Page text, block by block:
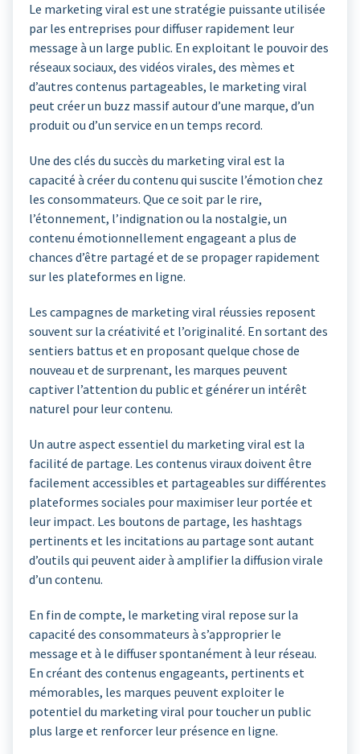
Le marketing viral est une stratégie puissante utilisée
par les entreprises pour diffuser rapidement leur
message à un large public. En exploitant le pouvoir des
réseaux sociaux, des vidéos virales, des mèmes et
d’autres contenus partageables, le marketing viral
peut créer un buzz massif autour d’une marque, d’un
produit ou d’un service en un temps record.
Une des clés du succès du marketing viral est la
capacité à créer du contenu qui suscite l’émotion chez
les consommateurs. Que ce soit par le rire,
l’étonnement, l’indignation ou la nostalgie, un
contenu émotionnellement engageant a plus de
chances d’être partagé et de se propager rapidement
sur les plateformes en ligne.
Les campagnes de marketing viral réussies reposent
souvent sur la créativité et l’originalité. En sortant des
sentiers battus et en proposant quelque chose de
nouveau et de surprenant, les marques peuvent
captiver l’attention du public et générer un intérêt
naturel pour leur contenu.
Un autre aspect essentiel du marketing viral est la
facilité de partage. Les contenus viraux doivent être
facilement accessibles et partageables sur différentes
plateformes sociales pour maximiser leur portée et
leur impact. Les boutons de partage, les hashtags
pertinents et les incitations au partage sont autant
d’outils qui peuvent aider à amplifier la diffusion virale
d’un contenu.
En fin de compte, le marketing viral repose sur la
capacité des consommateurs à s’approprier le
message et à le diffuser spontanément à leur réseau.
En créant des contenus engageants, pertinents et
mémorables, les marques peuvent exploiter le
potentiel du marketing viral pour toucher un public
plus large et renforcer leur présence en ligne.